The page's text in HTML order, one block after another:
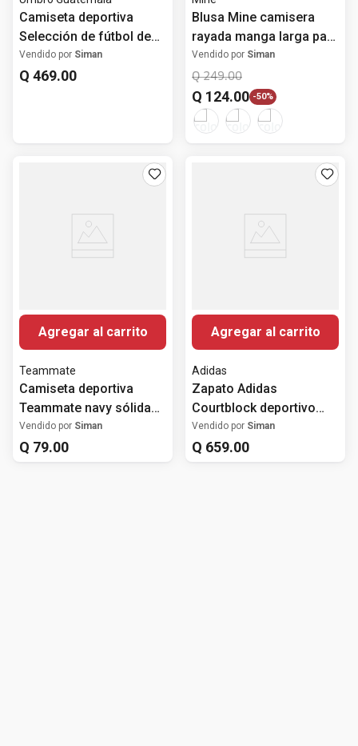
Camiseta deportiva
Selección de fútbol de
Guatemala 2026 visita
negra para hombre
Vendido por Siman
Q 469.00
Blusa Mine camisera
rayada manga larga para
mujer
Vendido por Siman
Q 249.00
Q 124.00 -50%
Agregar al carrito
Teammate
Camiseta deportiva
Teammate navy sólida
para hombre
Vendido por Siman
Q 79.00
Agregar al carrito
Adidas
Zapato Adidas
Courtblock deportivo
casual negro para
hombre
Vendido por Siman
Q 659.00